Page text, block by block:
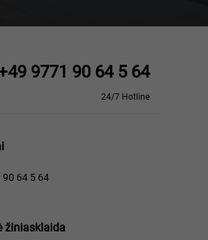
9771 90 64 5 64
24/7 Hotline
64 5 64
žiniasklaida